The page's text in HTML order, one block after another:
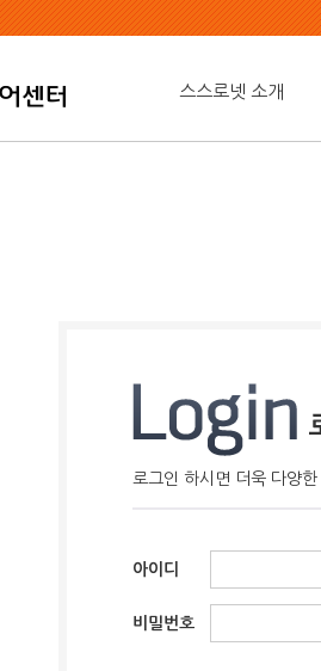
스스로넷 소개
로그인 하시면 더욱 다양
아이디
비밀번호